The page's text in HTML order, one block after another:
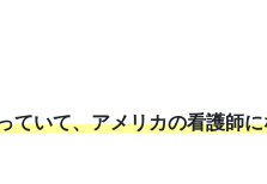
ていて、アメリカの看護師